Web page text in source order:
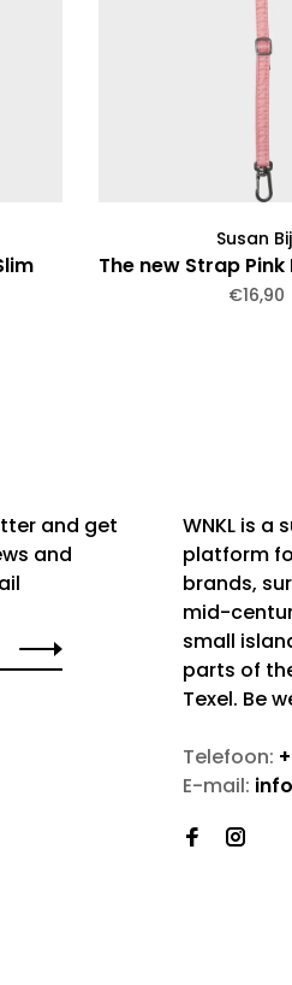
Susan
The new Strap
€16,90
and get
and
WNKL is a
platform
brands,
mid-
small
parts of
Texel. Be
Telefoon:
E-mail: